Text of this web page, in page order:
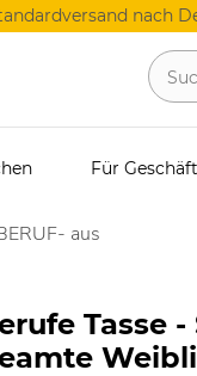
nach
Für
aus
Tasse